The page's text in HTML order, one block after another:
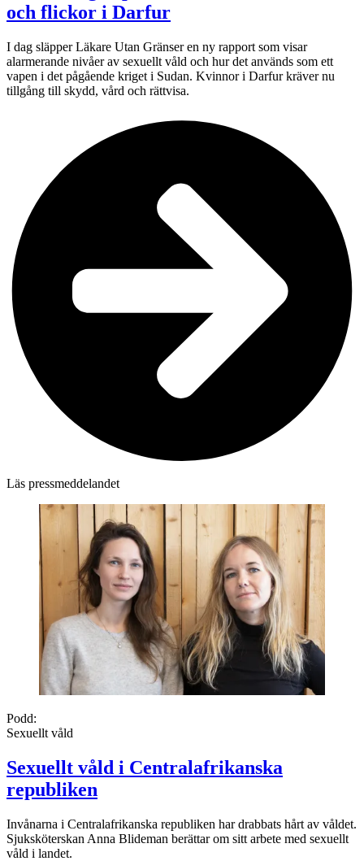
och flickor i Darfur
I dag släpper Läkare Utan Gränser en ny rapport som visar
alarmerande nivåer av sexuellt våld och hur det används som ett
vapen i det pågående kriget i Sudan. Kvinnor i Darfur kräver nu
tillgång till skydd, vård och rättvisa.
Läs pressmeddelandet
Podd:
Sexuellt våld
Sexuellt våld i Centralafrikanska
republiken
Invånarna i Centralafrikanska republiken har drabbats hårt av våldet.
Sjuksköterskan Anna Blideman berättar om sitt arbete med sexuellt
våld i landet.